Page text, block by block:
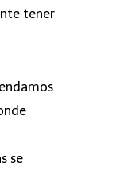
tener
se